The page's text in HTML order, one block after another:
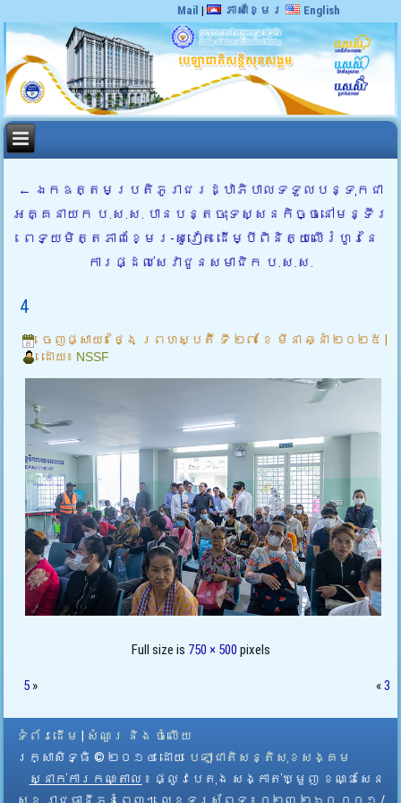
Mail | ភាសាខ្មែរ English
← ឯកឧត្តមប្រតិភូរាជរដ្ឋាភិបាលទទួលបន្ទុកជា
អគ្គនាយក ប.ស.ស. បានបន្តចុះទស្សនកិច្ចនៅមន្ទីរ
ពេទ្យមិត្តភាពខ្មែរ-សូវៀត ដើម្បីពិនិត្យលើរំហូរនៃ
ការផ្ដល់សេវាជូនសមាជិក ប.ស.ស.
4
ចេញផ្សាយ៖ ថ្ងៃ ព្រហស្បតិ៍ ទី ២៧ ខែ មីនា ឆ្នាំ ២០២៥
ដោយ៖ NSSF
Full size is 750 × 500 pixels
5 » «3
ទំព័រដើម
សំណួរ និង ចំលើយ
រក្សាសិទ្ធិ © ២០១៤ ដោយ​ បេឡាជាតិសន្តិសុខសង្គម
ស្នាក់ការកណ្តាល ៖ ផ្លូវបេតុង សង្កាត់ឃ្មួញ ខណ្ឌសែន
សុខ រាជធានីភ្នំពេញ។ លេខទូរស័ព្ទ ៖ ០២៣ ២៦០ ០០១ /